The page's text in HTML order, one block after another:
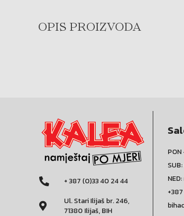
OPIS PROIZVODA
+ 387 (0)33 40 24 44
Ul. Stari Ilijaš br. 246,
71380 Ilijaš, BIH